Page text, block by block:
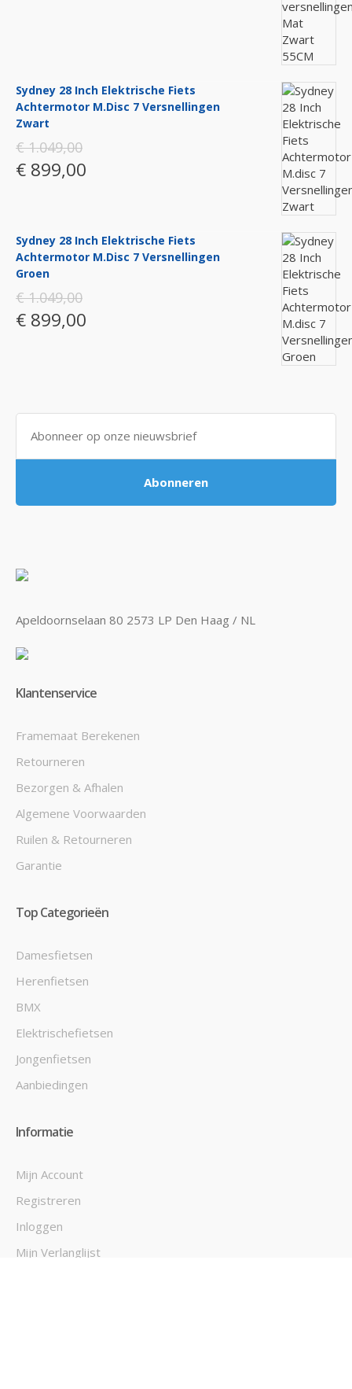
Sydney 28 Inch Elektrische Fiets
Achtermotor M.disc 7 Versnellingen
Zwart
€ 1.049,00
€ 899,00
Sydney 28 Inch Elektrische Fiets
Achtermotor M.disc 7 Versnellingen
Groen
€ 1.049,00
€ 899,00
Abonneren
Apeldoornselaan 80 2573 LP Den Haag / NL
Klantenservice
Framemaat Berekenen
Retourneren
Bezorgen & Afhalen
Algemene Voorwaarden
Ruilen & Retourneren
Garantie
Top Categorieën
Damesfietsen
Herenfietsen
BMX
Elektrischefietsen
Jongenfietsen
Aanbiedingen
Informatie
Mijn Account
Registreren
Inloggen
Mijn Verlanglijst